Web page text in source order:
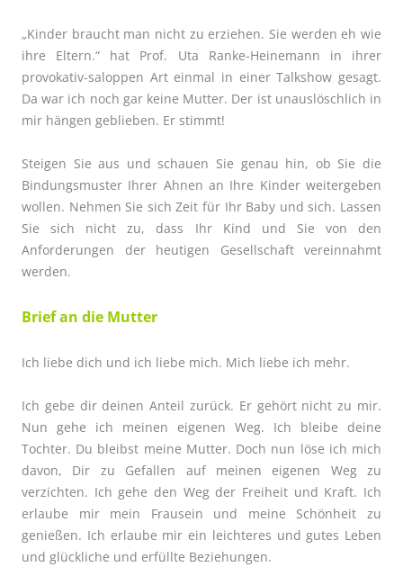
„Kinder braucht man nicht zu erziehen. Sie werden eh wie
ihre Eltern.“ hat Prof. Uta Ranke-Heinemann in ihrer
provokativ-saloppen Art einmal in einer Talkshow gesagt.
Da war ich noch gar keine Mutter. Der ist unauslöschlich in
mir hängen geblieben. Er stimmt!
Steigen Sie aus und schauen Sie genau hin, ob Sie die
Bindungsmuster Ihrer Ahnen an Ihre Kinder weitergeben
wollen. Nehmen Sie sich Zeit für Ihr Baby und sich. Lassen
Sie sich nicht zu, dass Ihr Kind und Sie von den
Anforderungen der heutigen Gesellschaft vereinnahmt
werden.
Brief an die Mutter
Ich liebe dich und ich liebe mich. Mich liebe ich mehr.
Ich gebe dir deinen Anteil zurück. Er gehört nicht zu mir.
Nun gehe ich meinen eigenen Weg. Ich bleibe deine
Tochter. Du bleibst meine Mutter. Doch nun löse ich mich
davon, Dir zu Gefallen auf meinen eigenen Weg zu
verzichten. Ich gehe den Weg der Freiheit und Kraft. Ich
erlaube mir mein Frausein und meine Schönheit zu
genießen. Ich erlaube mir ein leichteres und gutes Leben
und glückliche und erfüllte Beziehungen.